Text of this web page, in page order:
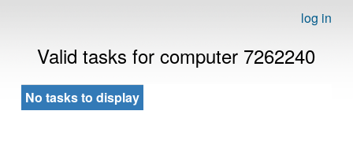
log in
Valid tasks for computer 7262240
No tasks to display